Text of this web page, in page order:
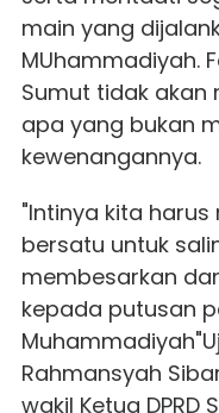
main yang
MUhammadiyah.
Sumut tidak akan
apa yang bukan
kewenangannya.
"Intinya kita
bersatu untuk
membesarkan
kepada putusan
Rahmansyah
wakil Ketua DPRD